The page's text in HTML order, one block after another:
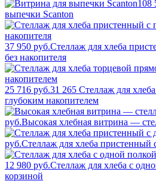
108
выпечки Scanton
37 950 руб.Стеллаж для хлеба
без накопителя
25 716 руб.31 265 Стеллаж для
глубоким накопителем
руб.Высокая хлебная витрина —
руб.Стеллаж для хлеба пристенный
12 980 руб.Стеллаж для хлеба с
корзиной